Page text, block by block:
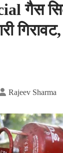
गैस
Rajeev Sharma